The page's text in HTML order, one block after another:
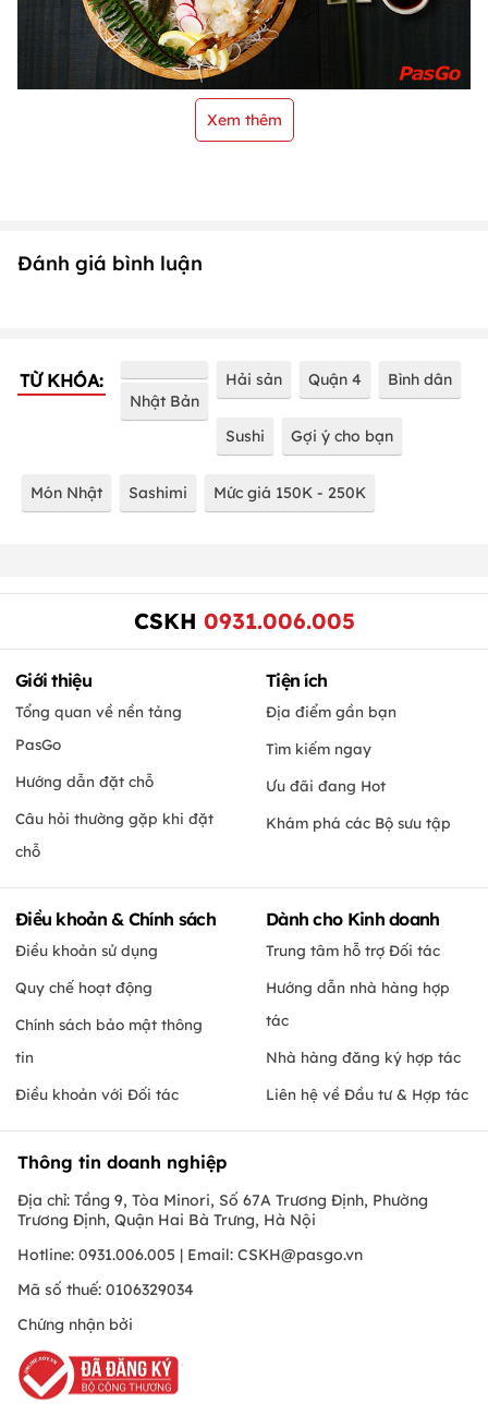
Xem thêm
Đánh giá bình luận
TỪ KHÓA:
Nhật Bản
Hải sản Quận 4 Bình dân
Sushi Gợi ý cho bạn
Món Nhật Sashimi Mức giá 150K - 250K
CSKH 0931.006.005
Giới thiệu
Tổng quan về nền tảng
PasGo
Hướng dẫn đặt chỗ
Câu hỏi thường gặp khi đặt
chỗ
Tiện ích
Địa điểm gần bạn
Tìm kiếm ngay
Ưu đãi đang Hot
Khám phá các Bộ sưu tập
Điều khoản & Chính sách
Điều khoản sử dụng
Quy chế hoạt động
Chính sách bảo mật thông
tin
Điều khoản với Đối tác
Dành cho Kinh doanh
Trung tâm hỗ trợ Đối tác
Hướng dẫn nhà hàng hợp
tác
Nhà hàng đăng ký hợp tác
Liên hệ về Đầu tư & Hợp tác
Thông tin doanh nghiệp
Địa chỉ: Tầng 9, Tòa Minori, Số 67A Trương Định, Phường
Trương Định, Quận Hai Bà Trưng, Hà Nội
Hotline: 0931.006.005 | Email: CSKH@pasgo.vn
Mã số thuế: 0106329034
Chứng nhận bởi